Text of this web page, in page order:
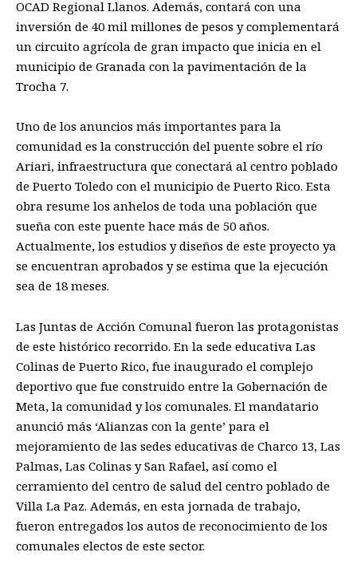
OCAD Regional Llanos. Además, contará con una
inversión de 40 mil millones de pesos y complementará
un circuito agrícola de gran impacto que inicia en el
municipio de Granada con la pavimentación de la
Trocha 7.
Uno de los anuncios más importantes para la
comunidad es la construcción del puente sobre el río
Ariari, infraestructura que conectará al centro poblado
de Puerto Toledo con el municipio de Puerto Rico. Esta
obra resume los anhelos de toda una población que
sueña con este puente hace más de 50 años.
Actualmente, los estudios y diseños de este proyecto ya
se encuentran aprobados y se estima que la ejecución
sea de 18 meses.
Las Juntas de Acción Comunal fueron las protagonistas
de este histórico recorrido. En la sede educativa Las
Colinas de Puerto Rico, fue inaugurado el complejo
deportivo que fue construido entre la Gobernación de
Meta, la comunidad y los comunales. El mandatario
anunció más ‘Alianzas con la gente’ para el
mejoramiento de las sedes educativas de Charco 13, Las
Palmas, Las Colinas y San Rafael, así como el
cerramiento del centro de salud del centro poblado de
Villa La Paz. Además, en esta jornada de trabajo,
fueron entregados los autos de reconocimiento de los
comunales electos de este sector.